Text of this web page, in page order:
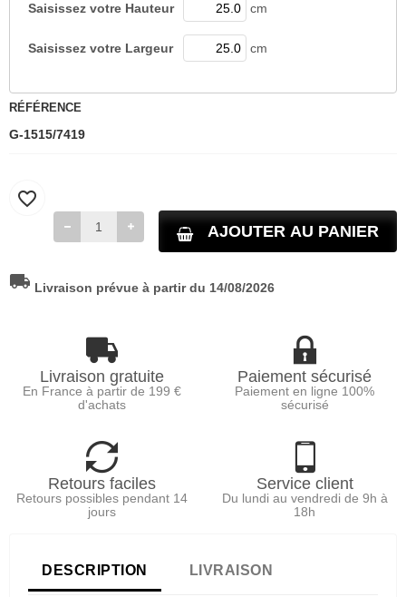
Saisissez votre Hauteur cm
Saisissez votre Largeur cm
RÉFÉRENCE
G-1515/7419
AJOUTER AU PANIER
favorite_border
local_shipping Livraison prévue à partir du 14/08/2026
Livraison gratuite
En France à partir de 199 €
d'achats
Paiement sécurisé
Paiement en ligne 100%
sécurisé
Retours faciles
Retours possibles pendant 14
jours
Service client
Du lundi au vendredi de 9h à
18h
DESCRIPTION LIVRAISON